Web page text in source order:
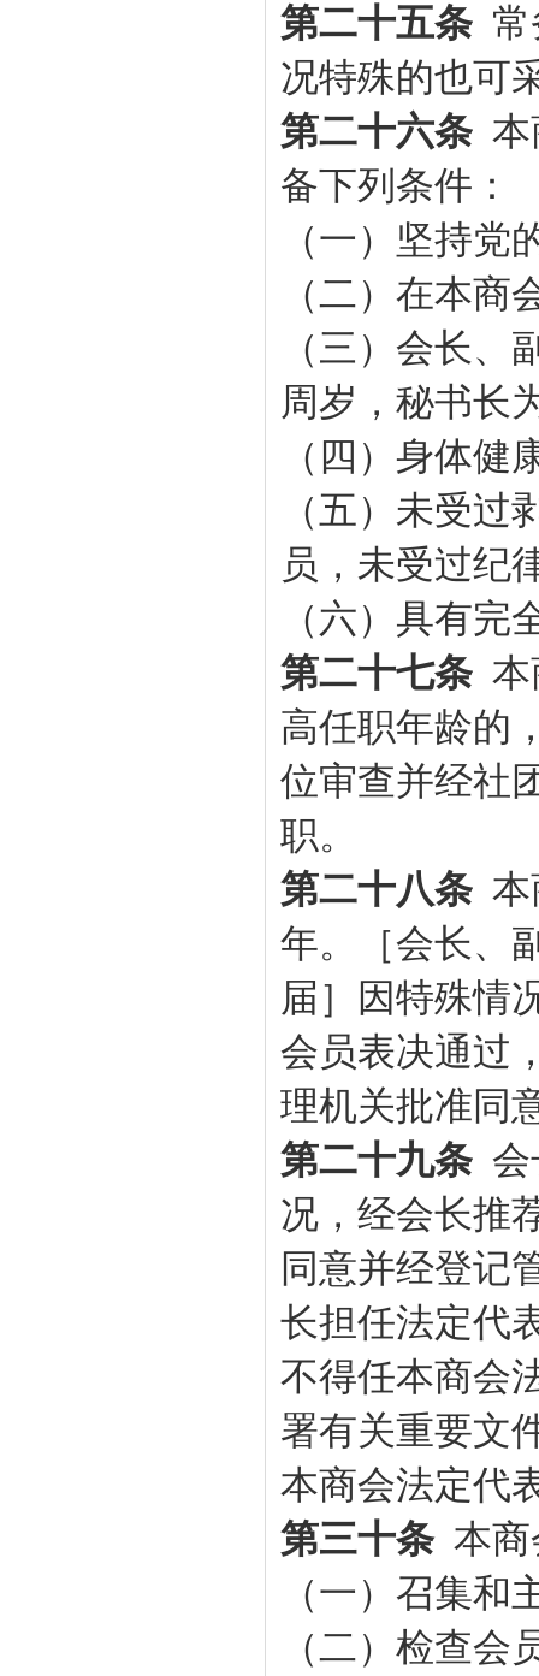
第二十五条
况特殊的也可
第二十六条 本
备下列条件：
（一）坚持
（二）在本商
（三）会长
周岁，秘书长
（四）身体健
（五）未受
员，未受过纪
（六）具有完
第二十七条 本
高任职年龄的
位审查并经社
职。
第二十八条 本
年。［会长、
届］因特殊情
会员表决通过
理机关批准同
第二十九条 会
况，经会长推
同意并经登记
长担任法定代
不得任本商会
署有关重要文
本商会法定代
第三十条 本商
（一）召集
（二）检查